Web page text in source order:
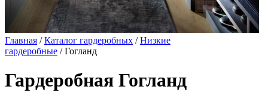
Главная /Каталог гардеробных /Низкие
гардеробные / Гогланд
Гардеробная Гогланд